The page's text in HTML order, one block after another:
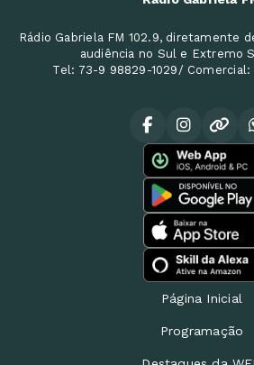
Rádio Gabriela FM 102.9, diretamente
audiência no Sul e Extremo
Tel: 73-9 98829-1029/ Comercial:
Página Inicial
Programação